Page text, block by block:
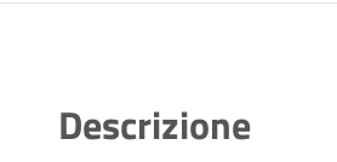
Descrizione